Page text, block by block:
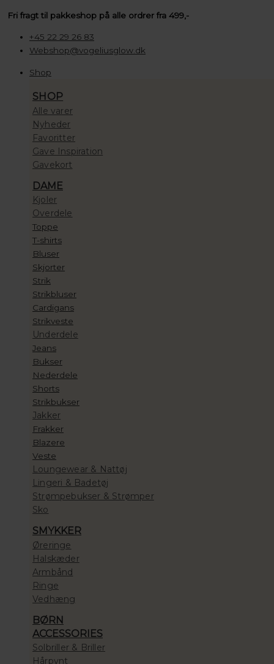
til
indholdet
Fri fragt til pakkeshop på alle ordrer fra 499,-
+45 22 29 26 83
Webshop@vogeliusglow.dk
Shop
SHOP
Alle varer
Nyheder
Favoritter
Gave Inspiration
Gavekort
DAME
Kjoler
Overdele
Toppe
T-shirts
Bluser
Skjorter
Strik
Strikbluser
Cardigans
Strikveste
Underdele
Jeans
Bukser
Nederdele
Shorts
Strikbukser
Jakker
Frakker
Blazere
Veste
Loungewear & Nattøj
Lingeri & Badetøj
Strømpebukser & Strømper
Sko
SMYKKER
Øreringe
Halskæder
Armbånd
Ringe
Vedhæng
BØRN
ACCESSORIES
Solbriller & Briller
Hårpynt
………of
Candy
Lagoon
Lyseblå
100,00 kr.
10.000,00 kr.